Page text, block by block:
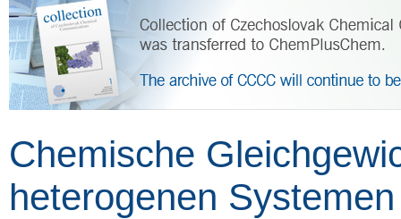
Chemische
heterogenen Systemen